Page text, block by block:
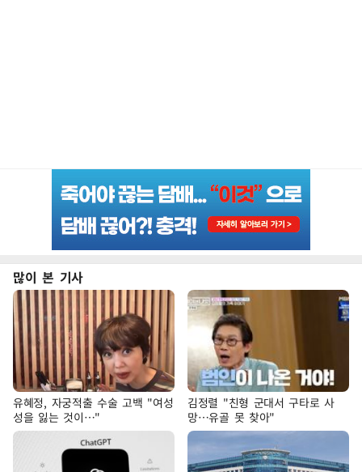
많이 본 기사
유혜정, 자궁적출 수술 고백 "여성
성을 잃는 것이…"
김정렬 "친형 군대서 구타로 사
망…유골 못 찾아"